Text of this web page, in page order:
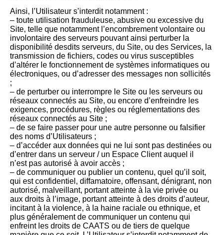
Ainsi, l’Utilisateur s’interdit notamment :
– toute utilisation frauduleuse, abusive ou excessive du
Site, telle que notamment l’encombrement volontaire ou
involontaire des serveurs pouvant ainsi perturber la
disponibilité desdits serveurs, du Site, ou des Services, la
transmission de fichiers, codes ou virus susceptibles
d’altérer le fonctionnement de systèmes informatiques ou
électroniques, ou d’adresser des messages non sollicités
;
– de perturber ou interrompre le Site ou les serveurs ou
réseaux connectés au Site, ou encore d’enfreindre les
exigences, procédures, règles ou réglementations des
réseaux connectés au Site ;
– de se faire passer pour une autre personne ou falsifier
des noms d’Utilisateurs ;
– d’accéder aux données qui ne lui sont pas destinées ou
d’entrer dans un serveur / un Espace Client auquel il
n’est pas autorisé à avoir accès ;
– de communiquer ou publier un contenu, quel qu’il soit,
qui est confidentiel, diffamatoire, offensant, dénigrant, non
autorisé, malveillant, portant atteinte à la vie privée ou
aux droits à l’image, portant atteinte à des droits d’auteur,
incitant à la violence, à la haine raciale ou ethnique, et
plus généralement de communiquer un contenu qui
enfreint les droits de CAATS ou de tiers de quelque